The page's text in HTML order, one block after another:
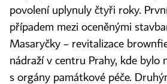
povolení uplynuly čtyři roky.
případem mezi oceněnými
Masaryčky – revitalizace
nádraží v centru Prahy, kde bylo
s orgány památkové péče.